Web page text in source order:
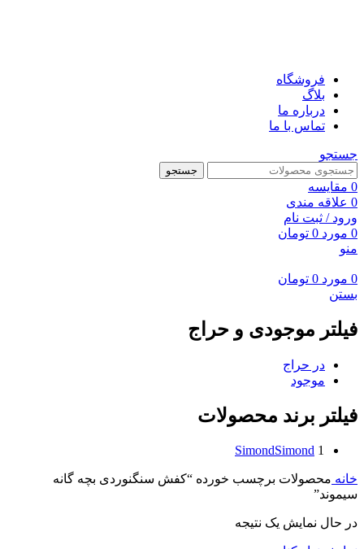
فروشگاه
بلاگ
درباره ما
تماس با ما
جستجو
جستجو
0 مقايسه
0 علاقه مندی
ورود / ثبت نام
0 مورد 0 تومان
منو
0 مورد 0 تومان
بستن
فیلتر موجودی و حراج
در حراج
موجود
فیلتر برند محصولات
SimondSimond 1
خانه محصولات برچسب خورده “کفش سنگنوردی بچه گانه
سیموند”
در حال نمایش یک نتیجه